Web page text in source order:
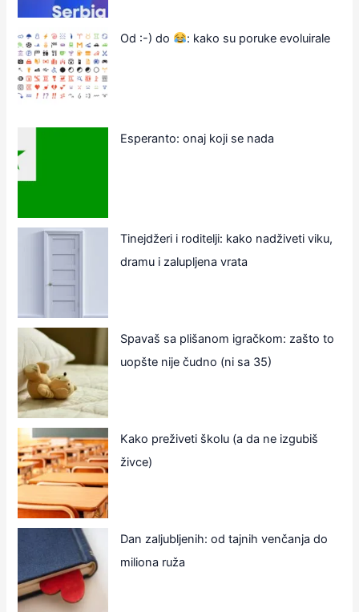
Od :-) do : kako su poruke evoluirale
Esperanto: onaj koji se nada
Tinejdžeri i roditelji: kako nadživeti viku,
dramu i zalupljena vrata
Spavaš sa plišanom igračkom: zašto to
uopšte nije čudno (ni sa 35)
Kako preživeti školu (a da ne izgubiš
živce)
Dan zaljubljenih: od tajnih venčanja do
miliona ruža